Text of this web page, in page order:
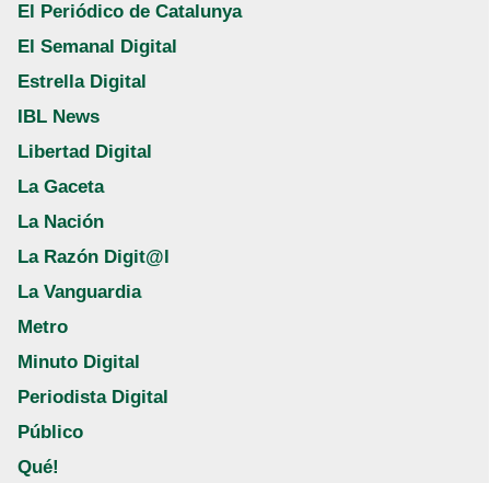
El Periódico de Catalunya
El Semanal Digital
Estrella Digital
IBL News
Libertad Digital
La Gaceta
La Nación
La Razón Digit@l
La Vanguardia
Metro
Minuto Digital
Periodista Digital
Público
Qué!